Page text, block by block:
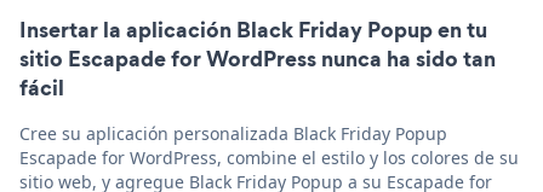
Insertar la aplicación Black Friday Popup en tu
sitio Escapade for WordPress nunca ha sido tan
fácil
Cree su aplicación personalizada Black Friday Popup
Escapade for WordPress, combine el estilo y los colores de su
sitio web, y agregue Black Friday Popup a su Escapade for